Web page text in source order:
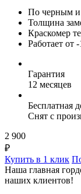
По черным и
Толщина
Краскомер
Работает от
Гарантия
12 месяцев
Бесплатная
Снят с
2 900
₽
Купить в 1 клик
Наша главная
наших клиентов!